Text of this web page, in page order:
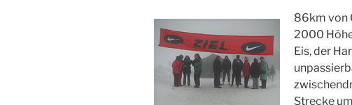
86km von
2000
Eis, der
Strecke